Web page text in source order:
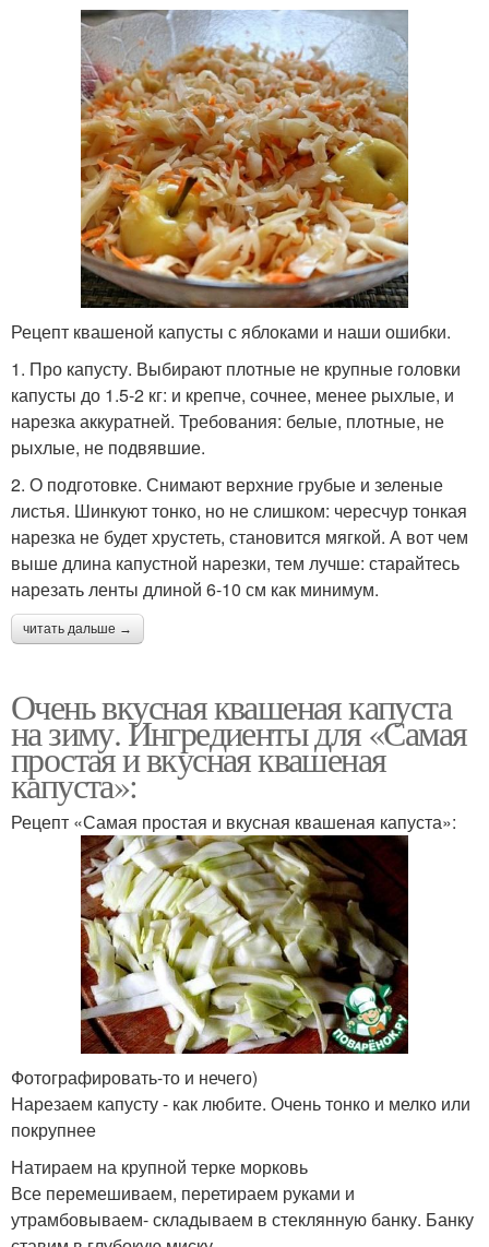
Рецепт квашеной капусты с яблоками и наши ошибки.
1. Про капусту. Выбирают плотные не крупные головки
капусты до 1.5-2 кг: и крепче, сочнее, менее рыхлые, и
нарезка аккуратней. Требования: белые, плотные, не
рыхлые, не подвявшие.
2. О подготовке. Снимают верхние грубые и зеленые
листья. Шинкуют тонко, но не слишком: чересчур тонкая
нарезка не будет хрустеть, становится мягкой. А вот чем
выше длина капустной нарезки, тем лучше: старайтесь
нарезать ленты длиной 6-10 см как минимум.
читать дальше →
Очень вкусная квашеная капуста
на зиму. Ингредиенты для «Самая
простая и вкусная квашеная
капуста»:
Рецепт «Самая простая и вкусная квашеная капуста»:
Фотографировать-то и нечего)
Нарезаем капусту - как любите. Очень тонко и мелко или
покрупнее
Натираем на крупной терке морковь
Все перемешиваем, перетираем руками и
утрамбовываем- складываем в стеклянную банку. Банку